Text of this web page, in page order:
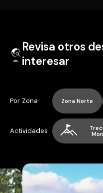
Revisa otros
interesar
Por Zona Zona Norte
Actividades